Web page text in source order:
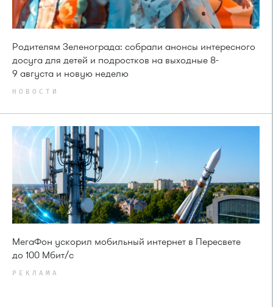
Родителям Зеленограда: собрали анонсы интересного
досуга для детей и подростков на выходные 8-
9 августа и новую неделю
НОВОСТИ
МегаФон ускорил мобильный интернет в Пересвете
до 100 Мбит/с
РЕКЛАМА